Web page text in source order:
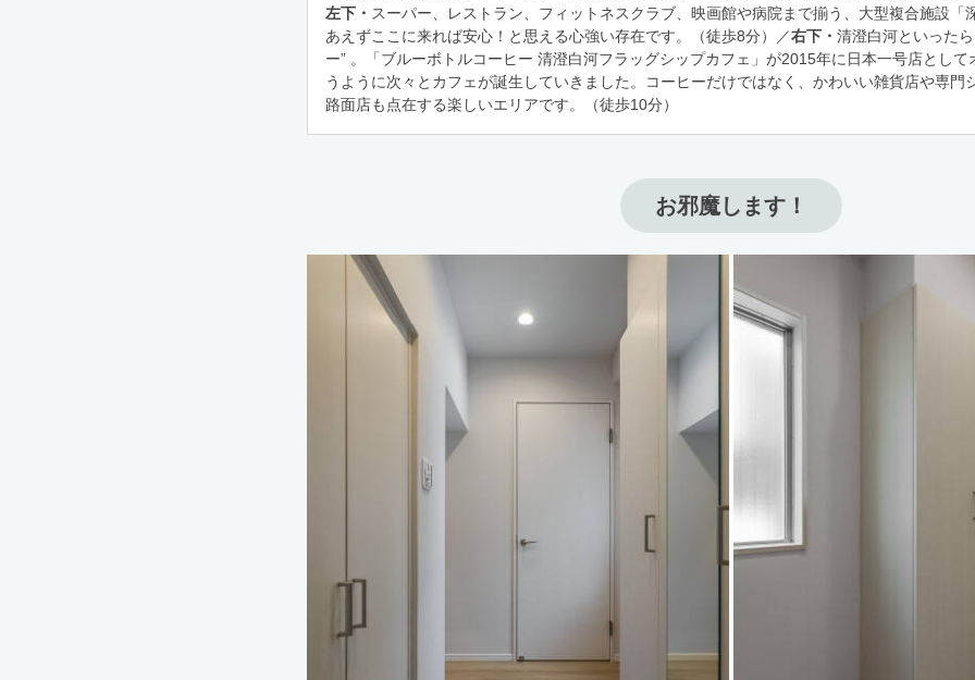
左下・ スーパー、レストラン、フィットネスクラブ、映画館や病院まで揃う、大型複合施設「
あえずここに来れば安心！と思える心強い存在です。（徒歩8分）／右下・ 清澄白河といった
ー” 。「ブルーボトルコーヒー 清澄白河フラッグシップカフェ」が2015年に日本一号店とし
うように次々とカフェが誕生していきました。コーヒーだけではなく、かわいい雑貨店や専門
路面店も点在する楽しいエリアです。（徒歩10分）
お邪魔します！